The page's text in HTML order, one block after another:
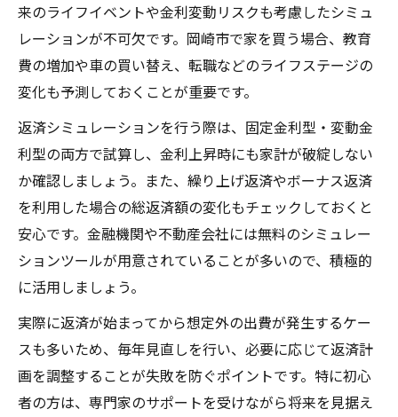
来のライフイベントや金利変動リスクも考慮したシミュ
レーションが不可欠です。岡崎市で家を買う場合、教育
費の増加や車の買い替え、転職などのライフステージの
変化も予測しておくことが重要です。
返済シミュレーションを行う際は、固定金利型・変動金
利型の両方で試算し、金利上昇時にも家計が破綻しない
か確認しましょう。また、繰り上げ返済やボーナス返済
を利用した場合の総返済額の変化もチェックしておくと
安心です。金融機関や不動産会社には無料のシミュレー
ションツールが用意されていることが多いので、積極的
に活用しましょう。
実際に返済が始まってから想定外の出費が発生するケー
スも多いため、毎年見直しを行い、必要に応じて返済計
画を調整することが失敗を防ぐポイントです。特に初心
者の方は、専門家のサポートを受けながら将来を見据え